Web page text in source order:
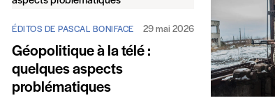
ÉDITOS DE PASCAL BONIFACE 29 mai 2026
Géopolitique à la télé :
quelques aspects
problématiques